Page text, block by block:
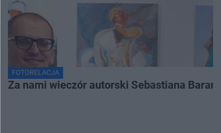
FOTORELACJA
Za nami wieczór autorski Sebastiana